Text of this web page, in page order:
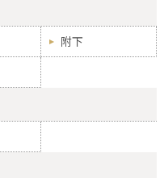
附下